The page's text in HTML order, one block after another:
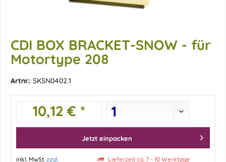
CDI BOX BRACKET-SNOW - für
Motortype 208
Artnr.: SKSN0402.1
10,12 € *
Jetzt einpacken
inkl. MwSt. zzgl.
Lieferzeit ca. 7 - 10 Werktage